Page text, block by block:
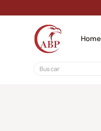
Home